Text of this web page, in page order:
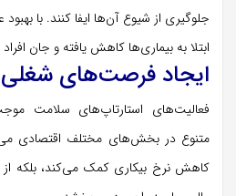
جلوگیری از شیوع آن‌ها ایفا کنند. با
ابتلا به بیماری‌ها کاهش یافته و جان
ایجاد فرصت‌های شغلی
فعالیت‌های استارتاپ‌های سلامت
متنوع در بخش‌های مختلف اقتصادی
کاهش نرخ بیکاری کمک می‌کند، بلکه